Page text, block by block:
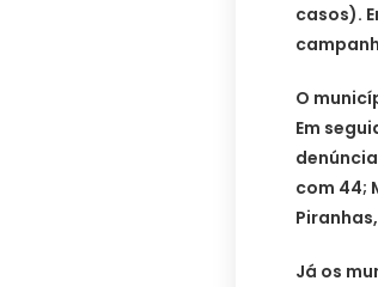
casos).
O
Em
com 44;
Já os